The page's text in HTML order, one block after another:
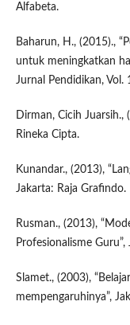
Alfabeta.
Baharun, H., (2015).,
untuk meningkatkan
Jurnal Pendidikan, Vol.
Dirman, Cicih Juarsih.,
Rineka Cipta.
Kunandar., (2013),
Jakarta: Raja Grafindo.
Rusman., (2013),
Profesionalisme
Slamet., (2003),
mempengaruhinya”,